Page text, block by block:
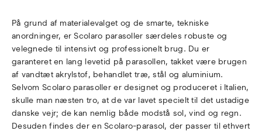
På grund af materialevalget og de smarte, tekniske
anordninger, er Scolaro parasoller særdeles robuste og
velegnede til intensivt og professionelt brug. Du er
garanteret en lang levetid på parasollen, takket være brugen
af vandtæt akrylstof, behandlet træ, stål og aluminium.
Selvom Scolaro parasoller er designet og produceret i Italien,
skulle man næsten tro, at de var lavet specielt til det ustadige
danske vejr; de kan nemlig både modstå sol, vind og regn.
Desuden findes der en Scolaro-parasol, der passer til ethvert